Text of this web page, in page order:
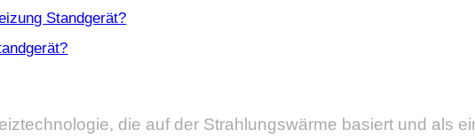
Standgerät?
die auf der Strahlungswärme basiert und als